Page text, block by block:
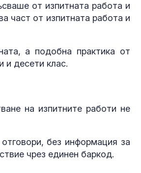
от изпитната работа и
част от изпитната работа и
а подобна практика от
и десети клас.
на изпитните работи не
без информация за
чрез единен баркод.